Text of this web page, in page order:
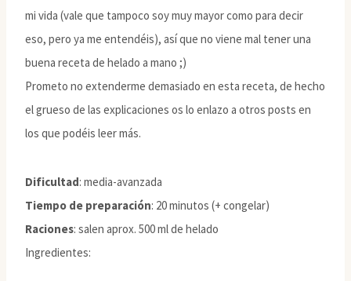
mi vida (vale que tampoco soy muy mayor como para decir
eso, pero ya me entendéis), así que no viene mal tener una
buena receta de helado a mano ;)
Prometo no extenderme demasiado en esta receta, de hecho
el grueso de las explicaciones os lo enlazo a otros posts en
los que podéis leer más.
Dificultad: media-avanzada
Tiempo de preparación: 20 minutos (+ congelar)
Raciones: salen aprox. 500 ml de helado
Ingredientes: